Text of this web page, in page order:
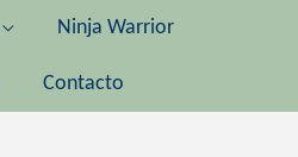
Ninja Warrior
Contacto